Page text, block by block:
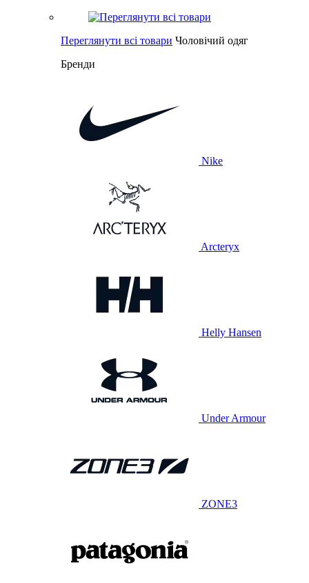
Переглянути всі товари Чоловічий одяг
Бренди
Nike
Arcteryx
Helly Hansen
Under Armour
ZONE3